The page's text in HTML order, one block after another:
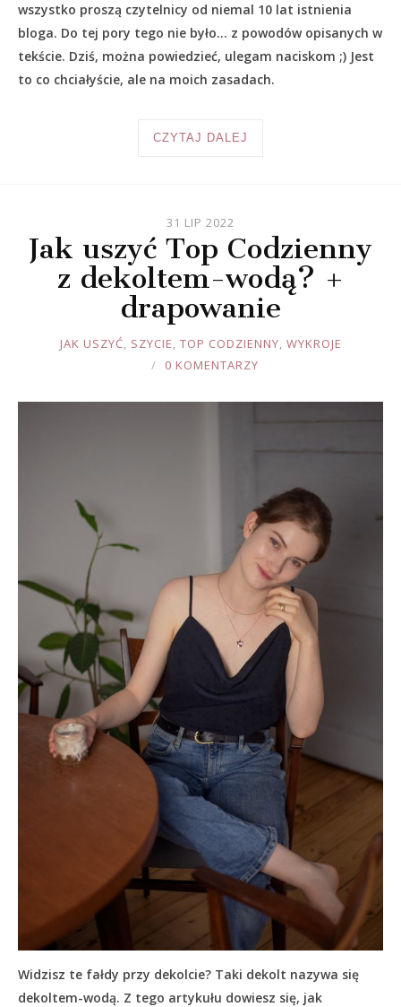
wszystko proszą czytelnicy od niemal 10 lat istnienia
bloga. Do tej pory tego nie było… z powodów opisanych w
tekście. Dziś, można powiedzieć, ulegam naciskom ;) Jest
to co chciałyście, ale na moich zasadach.
CZYTAJ DALEJ
31 LIP 2022
Jak uszyć Top Codzienny
z dekoltem-wodą? +
drapowanie
JOULE
JAK USZYĆ, SZYCIE, TOP CODZIENNY, WYKROJE
0 KOMENTARZY
Widzisz te fałdy przy dekolcie? Taki dekolt nazywa się
dekoltem-wodą. Z tego artykułu dowiesz się, jak